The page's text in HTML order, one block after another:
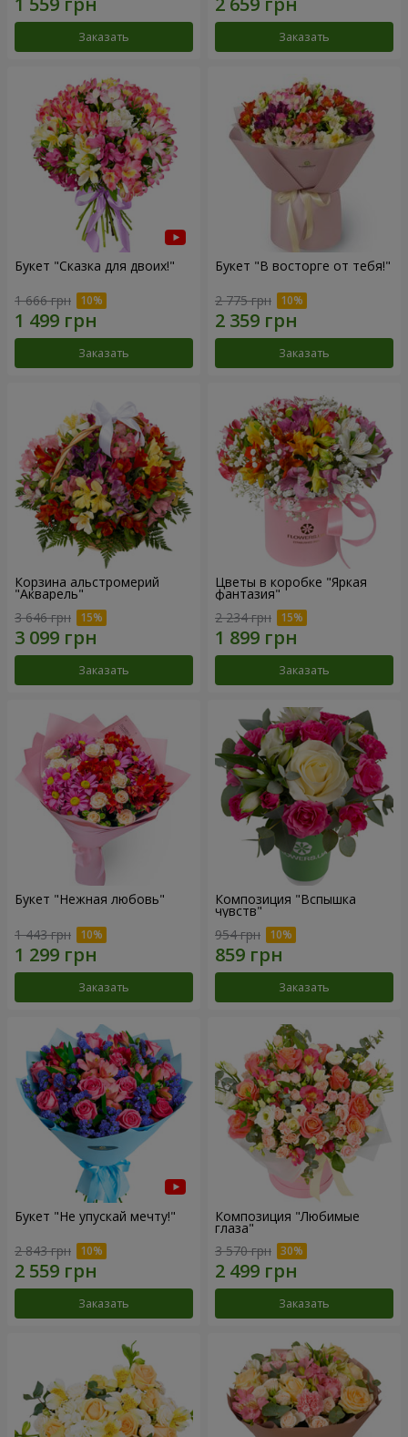
Заказать Заказать
Букет "Сказка для двоих!"
1 666 грн
Заказать
Букет "В восторге от тебя!"
2 775 грн
Заказать
Корзина альстромерий
"Акварель"
3 646 грн
Заказать
Цветы в коробке "Яркая
фантазия"
2 234 грн
Заказать
Букет "Нежная любовь"
1 443 грн
Заказать
Композиция "Вспышка
чувств"
954 грн
Заказать
Букет "Не упускай мечту!"
2 843 грн
Заказать
Композиция "Любимые
глаза"
3 570 грн
Заказать